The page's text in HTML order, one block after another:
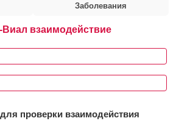
Заболевания
Виал взаимодействие
проверки взаимодействия